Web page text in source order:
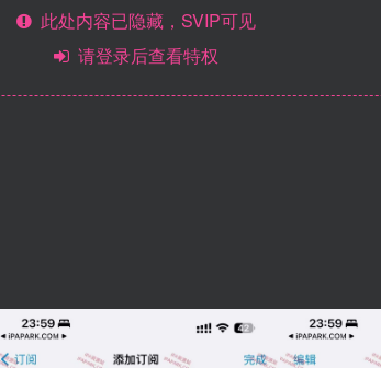
此处内容已隐藏，SVIP可见
请登录后查看特权